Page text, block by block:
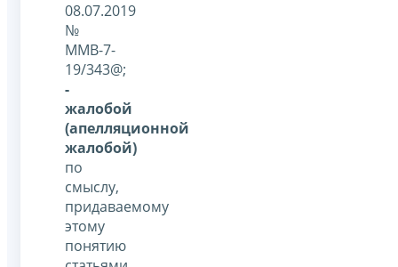
08.07.2019
№
ММВ-7-
19/343@;
-
жалобой
(апелляционной
жалобой)
по
смыслу,
придаваемому
этому
понятию